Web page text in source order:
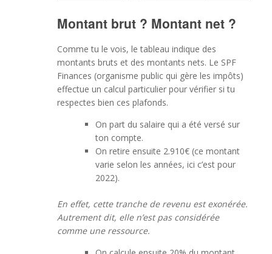
Montant brut ? Montant net ?
Comme tu le vois, le tableau indique des
montants bruts et des montants nets. Le SPF
Finances (organisme public qui gère les impôts)
effectue un calcul particulier pour vérifier si tu
respectes bien ces plafonds.
On part du salaire qui a été versé sur
ton compte.
On retire ensuite 2.910€ (ce montant
varie selon les années, ici c’est pour
2022).
En effet, cette tranche de revenu est exonérée.
Autrement dit, elle n’est pas considérée
comme une ressource.